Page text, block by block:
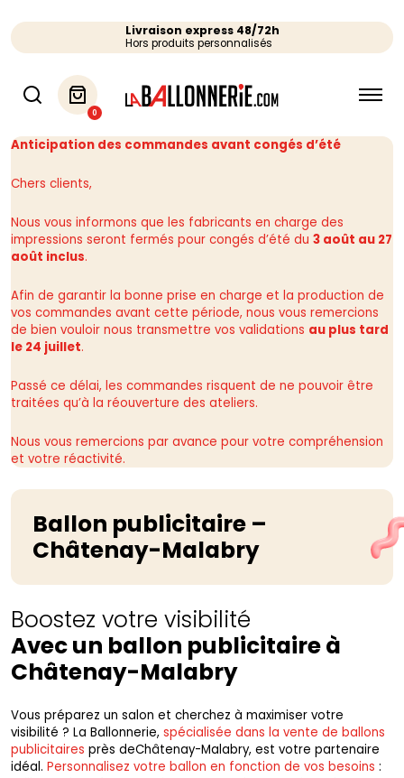
Livraison express 48/72h
Hors produits personnalisés
0
Anticipation des commandes avant congés d’été
Chers clients,
Nous vous informons que les fabricants en charge des
impressions seront fermés pour congés d’été du 3 août au 27
août inclus.
Afin de garantir la bonne prise en charge et la production de
vos commandes avant cette période, nous vous remercions
de bien vouloir nous transmettre vos validations au plus tard
le 24 juillet.
Passé ce délai, les commandes risquent de ne pouvoir être
traitées qu’à la réouverture des ateliers.
Nous vous remercions par avance pour votre compréhension
et votre réactivité.
Ballon publicitaire –
Châtenay-Malabry
Boostez votre visibilité
Avec un ballon publicitaire à
Châtenay-Malabry
Vous préparez un salon et cherchez à maximiser votre
visibilité ? La Ballonnerie, spécialisée dans la vente de ballons
publicitaires près deChâtenay-Malabry, est votre partenaire
idéal. Personnalisez votre ballon en fonction de vos besoins :